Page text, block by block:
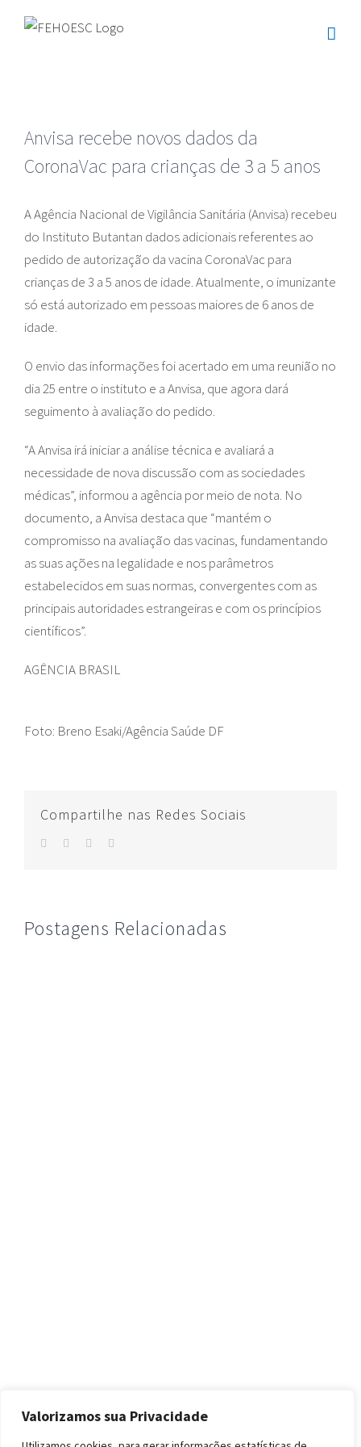
Valorizamos sua Privacidade
Anvisa recebe novos dados da
CoronaVac para crianças de 3 a 5 anos
A Agência Nacional de Vigilância Sanitária (Anvisa) recebeu
do Instituto Butantan dados adicionais referentes ao
pedido de autorização da vacina CoronaVac para
crianças de 3 a 5 anos de idade. Atualmente, o imunizante
só está autorizado em pessoas maiores de 6 anos de
idade.
O envio das informações foi acertado em uma reunião no
dia 25 entre o instituto e a Anvisa, que agora dará
seguimento à avaliação do pedido.
“A Anvisa irá iniciar a análise técnica e avaliará a
necessidade de nova discussão com as sociedades
médicas”, informou a agência por meio de nota. No
documento, a Anvisa destaca que “mantém o
compromisso na avaliação das vacinas, fundamentando
as suas ações na legalidade e nos parâmetros
estabelecidos em suas normas, convergentes com as
principais autoridades estrangeiras e com os princípios
científicos”.
AGÊNCIA BRASIL
Foto: Breno Esaki/Agência Saúde DF
Compartilhe nas Redes Sociais
facebook
twitter whatsapp
Postagens Relacionadas